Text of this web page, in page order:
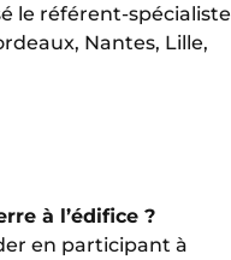
le référent-spécialiste
Nantes, Lille,
à l’édifice ?
en participant à